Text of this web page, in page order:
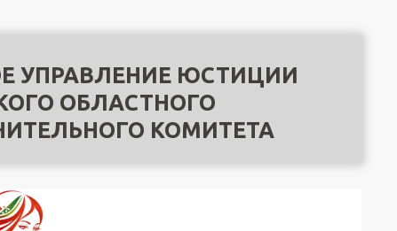
УПРАВЛЕНИЕ ЮСТИЦИИ
ОБЛАСТНОГО
КОМИТЕТА